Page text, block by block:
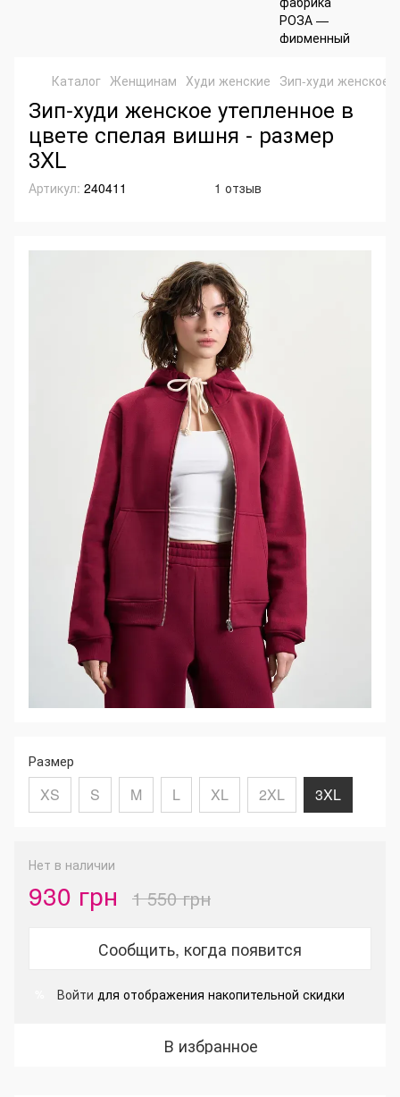
Каталог Женщинам Худи женские Зип-худи женское
Зип-худи женское утепленное в
цвете спелая вишня - размер
3XL
Артикул: 240411 1 отзыв
Размер
XS S M L XL 2XL 3XL
Нет в наличии
930 грн 1 550 грн
Сообщить, когда появится
Войти для отображения накопительной скидки
В избранное